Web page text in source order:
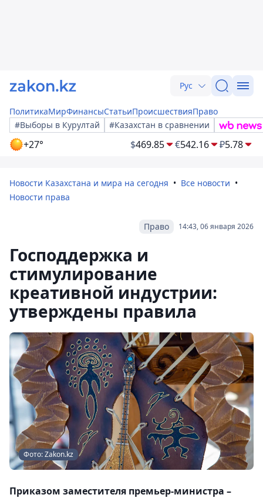
Рус
ПолитикаМирФинансыСтатьиПроисшествияПраво
#Выборы в Курултай
#Казахстан в сравнении
+27° $469.85 €542.16 ₽5.78
Новости Казахстана и мира на сегодня
Все новости
Новости права
14:43, 06 января 2026
Право
Господдержка и
стимулирование
креативной индустрии:
утверждены правила
Фото: Zakon.kz
Приказом заместителя премьер-министра –